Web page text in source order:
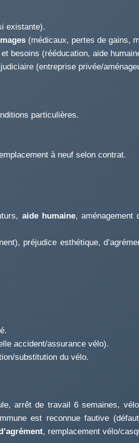
existante).
(médicaux, pertes de gains,
besoins (rééducation, aide
(entreprise privée/
particulières.
à neuf selon contrat.
aide humaine, aménagement
préjudice esthétique,
accident/assurance vélo).
substitution du vélo.
arrêt de travail 6 semaines,
est reconnue fautive (défaut
, remplacement vélo/